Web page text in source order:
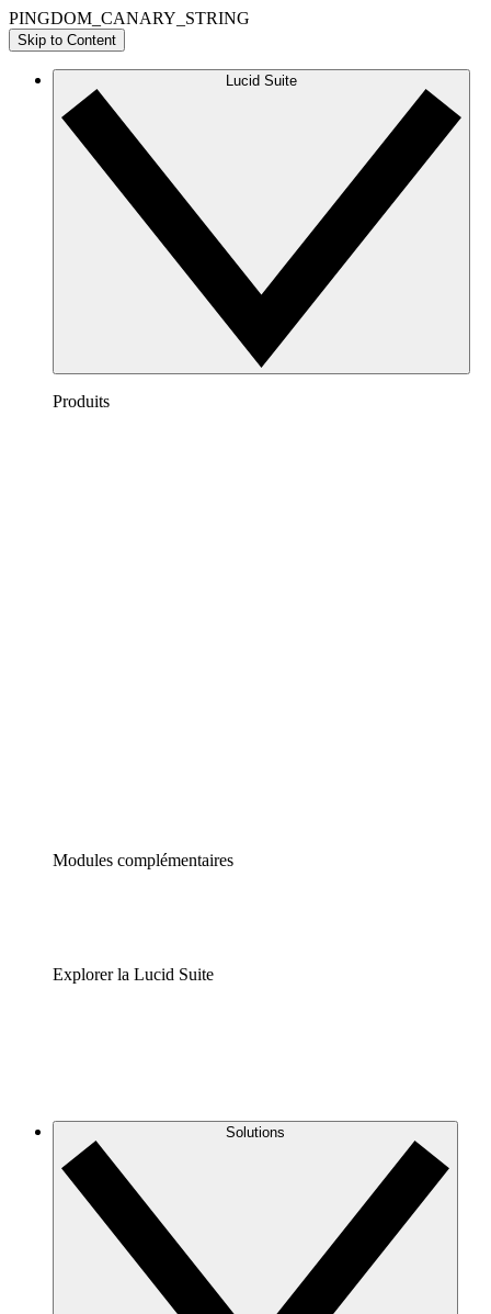
PINGDOM_CANARY_STRING
Skip to Content
Lucid Suite
Produits
Modules complémentaires
Explorer la Lucid Suite
Solutions